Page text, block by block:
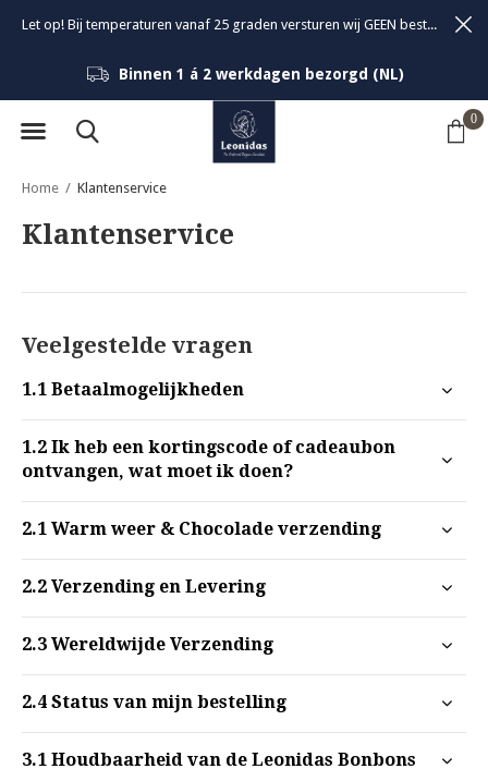
0
Binnen 1 á 2 werkdagen bezorgd (NL)
Let op! Bij temperaturen vanaf 25 graden versturen wij GEEN bestellingen om de kwaliteit van de bonbons te garanderen.
Home Klantenservice
Klantenservice
Veelgestelde vragen
1.1 Betaalmogelijkheden
1.2 Ik heb een kortingscode of cadeaubon
ontvangen, wat moet ik doen?
2.1 Warm weer & Chocolade verzending
2.2 Verzending en Levering
2.3 Wereldwijde Verzending
2.4 Status van mijn bestelling
3.1 Houdbaarheid van de Leonidas Bonbons